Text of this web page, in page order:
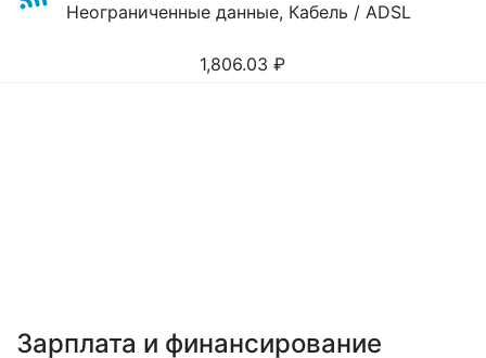
Неограниченные данные, Кабель / ADSL
1,806.03 ₽
Зарплата и финансирование